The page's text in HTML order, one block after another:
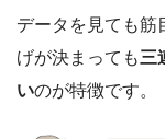
データを見ても筋
げが決まっても三
いのが特徴です。